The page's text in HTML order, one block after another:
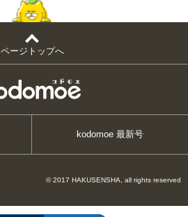
ページトップへ
kodomoe 最新号
© 2017 HAKUSENSHA, all rights reserved